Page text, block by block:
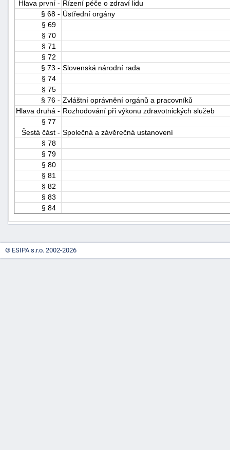
Hlava první - Řízení péče o zdraví lidu
§ 68 - Ústřední orgány
§ 69
§ 70
§ 71
§ 72
§ 73 - Slovenská národní rada
§ 74
§ 75
§ 76 - Zvláštní oprávnění orgánů a pracovníků
Hlava druhá - Rozhodování při výkonu zdravotnických služeb
§ 77
Šestá část - Společná a závěrečná ustanovení
§ 78
§ 79
§ 80
§ 81
§ 82
§ 83
§ 84
© ESIPA s.r.o. 2002-2026